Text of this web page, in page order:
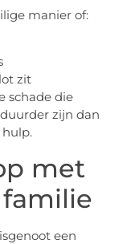
manier of:
zit
schade die
zijn dan
hulp.
met
een